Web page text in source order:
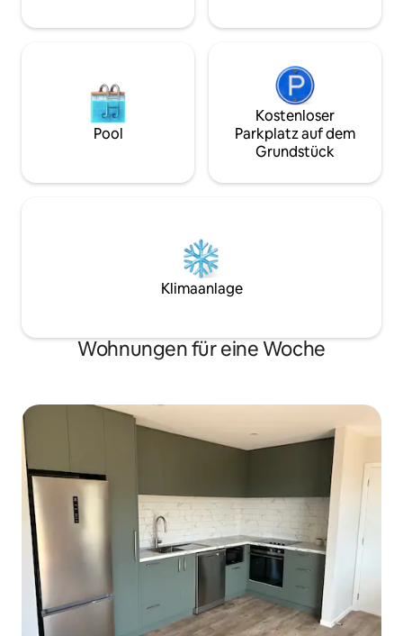
brauchst.
Pool
Kostenloser
Parkplatz auf dem
Grundstück
Klimaanlage
Wohnungen für eine Woche